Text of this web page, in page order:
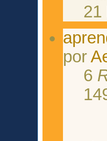
21
por
6